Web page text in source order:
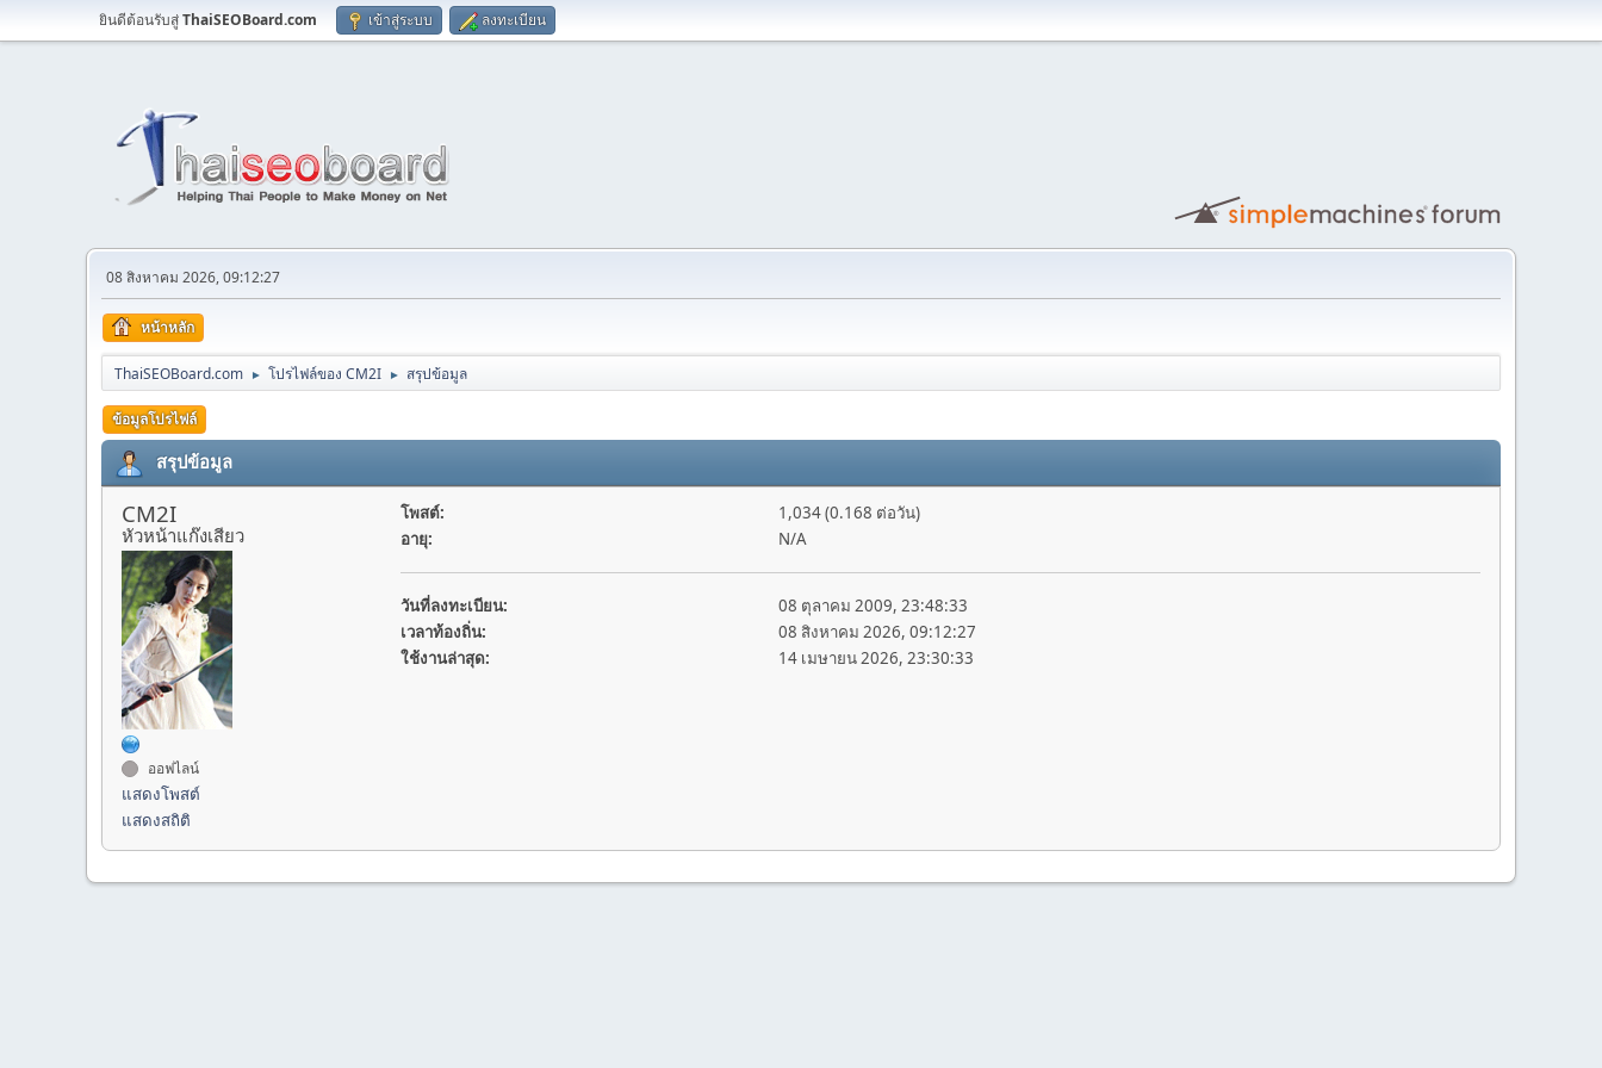
ยินดีต้อนรับสู่ThaiSEOBoard.com เข้าสู่ระบบ ลงทะเบียน
08 สิงหาคม 2026, 09:12:27
หน้าหลัก
ThaiSEOBoard.com ► โปรไฟล์ของ CM2I ► สรุปข้อมูล
ข้อมูลโปรไฟล์
สรุปข้อมูล
CM2I
หัวหน้าแก๊งเสียว
ออฟไลน์
แสดงโพสต์
แสดงสถิติ
โพสต์:
1,034 (0.168 ต่อวัน)
อายุ:
N/A
วันที่ลงทะเบียน:
08 ตุลาคม 2009, 23:48:33
เวลาท้องถิ่น:
08 สิงหาคม 2026, 09:12:27
ใช้งานล่าสุด:
14 เมษายน 2026, 23:30:33